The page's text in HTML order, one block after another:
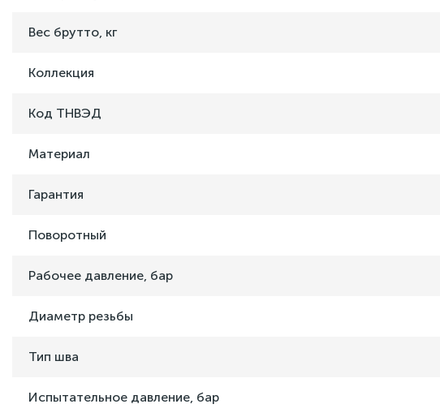
Вес брутто, кг
Коллекция
Код ТНВЭД
Материал
Гарантия
Поворотный
Рабочее давление, бар
Диаметр резьбы
Тип шва
Испытательное давление, бар